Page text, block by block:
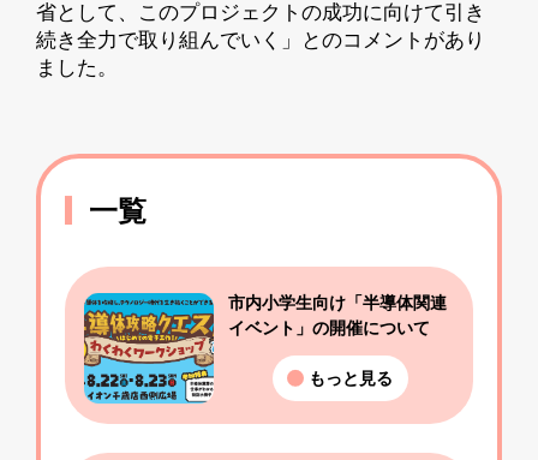
省として、このプロジェクトの成功に向けて引き
続き全力で取り組んでいく」とのコメントがあり
ました。
一覧
市内小学生向け「半導体関連
イベント」の開催について
もっと見る